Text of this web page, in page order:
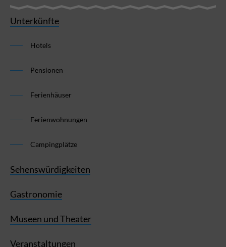
Unterkünfte
Hotels
Pensionen
Ferienhäuser
Ferienwohnungen
Campingplätze
Sehenswürdigkeiten
Gastronomie
Museen und Theater
Veranstaltungen